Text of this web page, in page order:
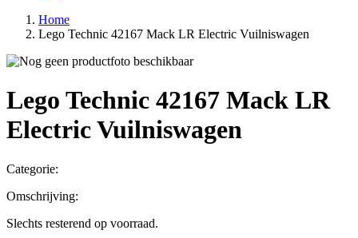
Home
Lego Technic 42167 Mack LR Electric Vuilniswagen
Lego Technic 42167 Mack LR
Electric Vuilniswagen
Categorie:
Omschrijving:
Slechts resterend op voorraad.